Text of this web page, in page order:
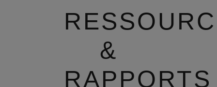
&
RAPPORTS